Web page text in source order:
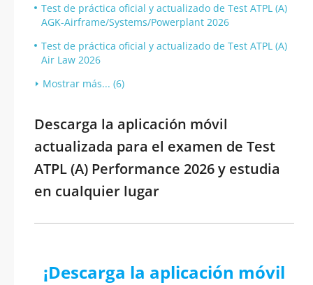
Test de práctica oficial y actualizado de Test ATPL (A)
AGK-Airframe/Systems/Powerplant 2026
Test de práctica oficial y actualizado de Test ATPL (A)
Air Law 2026
Mostrar más... (6)
Descarga la aplicación móvil
actualizada para el examen de Test
ATPL (A) Performance 2026 y estudia
en cualquier lugar
¡Descarga la aplicación móvil